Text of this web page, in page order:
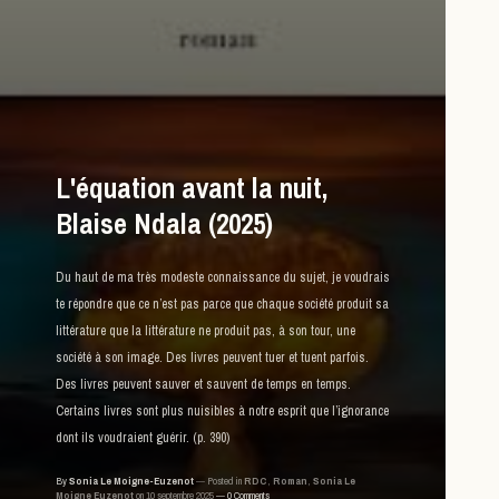
L'équation avant la nuit,
Blaise Ndala (2025)
Du haut de ma très modeste connaissance du sujet, je voudrais
te répondre que ce n’est pas parce que chaque société produit sa
littérature que la littérature ne produit pas, à son tour, une
société à son image. Des livres peuvent tuer et tuent parfois.
Des livres peuvent sauver et sauvent de temps en temps.
Certains livres sont plus nuisibles à notre esprit que l’ignorance
dont ils voudraient guérir. (p. 390)
BySonia Le Moigne-Euzenot Posted inRDC, Roman, Sonia Le
Moigne Euzenoton 10 septembre 2025 0 Comments